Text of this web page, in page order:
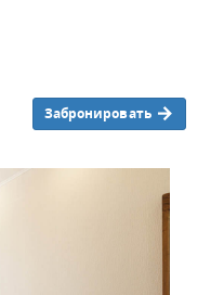
Забронировать